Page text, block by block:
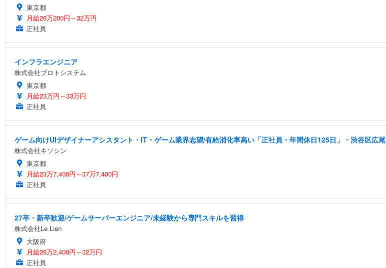
東京都
月給26万200円～32万円
正社員
インフラエンジニア
株式会社プロトシステム
東京都
月給23万円～33万円
正社員
ゲーム向けUIデザイナーアシスタント・IT・ゲーム業界志望/有給消化率高い「正社員・年間休日125日」・渋谷区広尾
株式会社キソシン
東京都
月給23万7,400円～37万7,400円
正社員
27卒・新卒歓迎/ゲームサーバーエンジニア/未経験から専門スキルを習得
株式会社Le Lien
大阪府
月給26万2,400円～32万円
正社員